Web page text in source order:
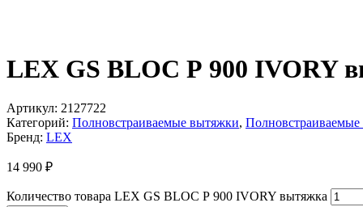
LEX GS BLOC Р 900 IVORY
Артикул: 2127722
Категорий: Полновстраиваемые вытяжки,
Бренд: LEX
14 990 ₽
Количество товара LEX GS BLOC Р 900 IVORY вытяжка